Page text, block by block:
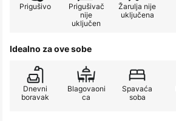
Prigušivo
Prigušivač
nije
uključen
Žarulja nije
uključena
Idealno za ove sobe
Dnevni
boravak
Blagovaoni
ca
Spavaća
soba